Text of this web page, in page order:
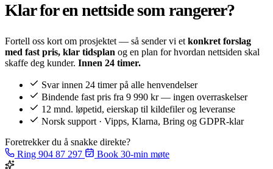
Klar for ennettside som rangerer?
Fortell oss kort om prosjektet — så sender vi et konkret forslag
med fast pris, klar tidsplan og en plan for hvordan nettsiden skal
skaffe deg kunder. Innen 24 timer.
Svar innen 24 timer på alle henvendelser
Bindende fast pris fra 9 990 kr — ingen overraskelser
12 mnd. løpetid, eierskap til kildefiler og leveranse
Norsk support · Vipps, Klarna, Bring og GDPR-klar
Foretrekker du å snakke direkte?
Ring 904 87 297
Book 30-min møte